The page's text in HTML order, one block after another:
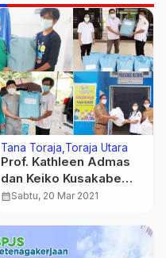
Tana Toraja Toraja Utara
Prof. Kathleen Admas
dan Keiko Kusakabe
Bantu APD Covid-19
Toraja
calendar_monthSabtu, 20 Mar 2021